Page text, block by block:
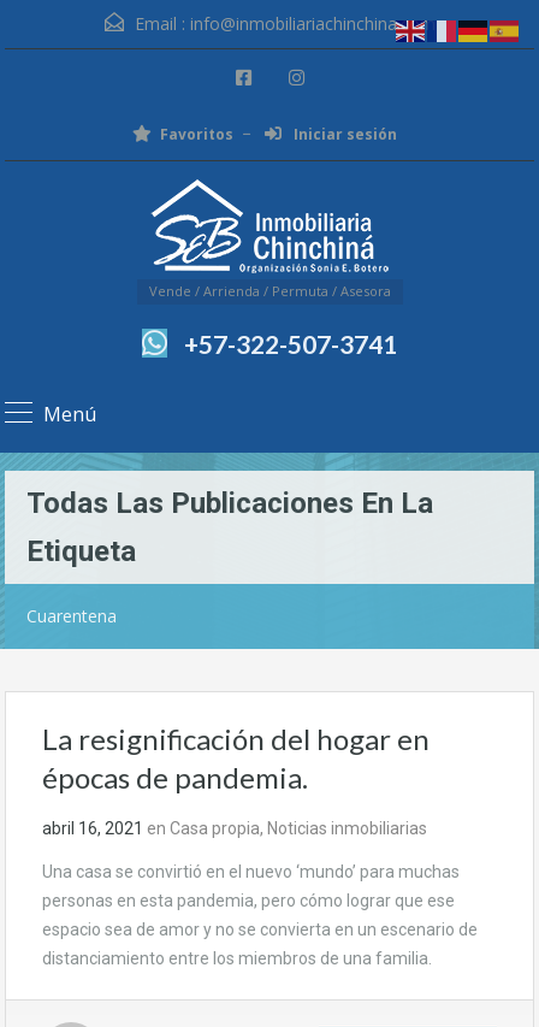
Email : info@inmobiliariachinchina.com
Favoritos Iniciar sesión
Vende / Arrienda / Permuta / Asesora
+57-322-507-3741
Menú
Todas Las Publicaciones En La
Etiqueta
Cuarentena
La resignificación del hogar en
épocas de pandemia.
abril 16, 2021 en Casa propia, Noticias inmobiliarias
Una casa se convirtió en el nuevo ‘mundo’ para muchas
personas en esta pandemia, pero cómo lograr que ese
espacio sea de amor y no se convierta en un escenario de
distanciamiento entre los miembros de una familia.